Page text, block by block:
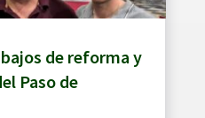
de reforma y
Paso de